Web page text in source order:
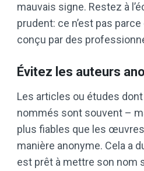
mauvais signe. Restez à
prudent: ce n’est pas
conçu par des
Évitez les auteurs
Les articles ou études
nommés sont souvent –
plus fiables que les
manière anonyme. Cela a
est prêt à mettre son nom